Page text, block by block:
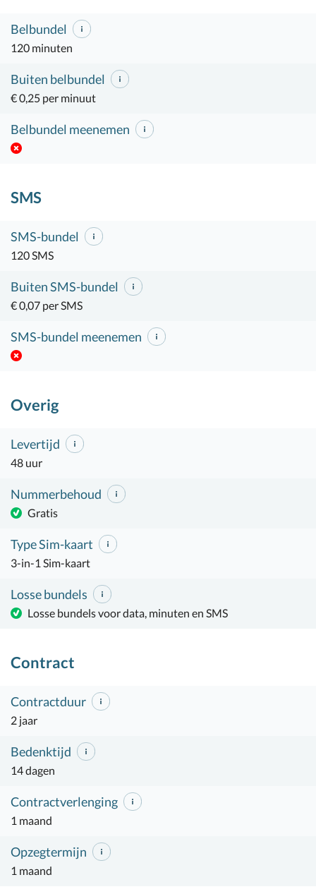
Belbundel
120 minuten
Buiten belbundel
€ 0,25 per minuut
Belbundel meenemen
SMS
SMS-bundel
120 SMS
Buiten SMS-bundel
€ 0,07 per SMS
SMS-bundel meenemen
Overig
Levertijd
48 uur
Nummerbehoud
Gratis
Type Sim-kaart
3-in-1 Sim-kaart
Losse bundels
Losse bundels voor data, minuten en SMS
Contract
Contractduur
2 jaar
Bedenktijd
14 dagen
Contractverlenging
1 maand
Opzegtermijn
1 maand